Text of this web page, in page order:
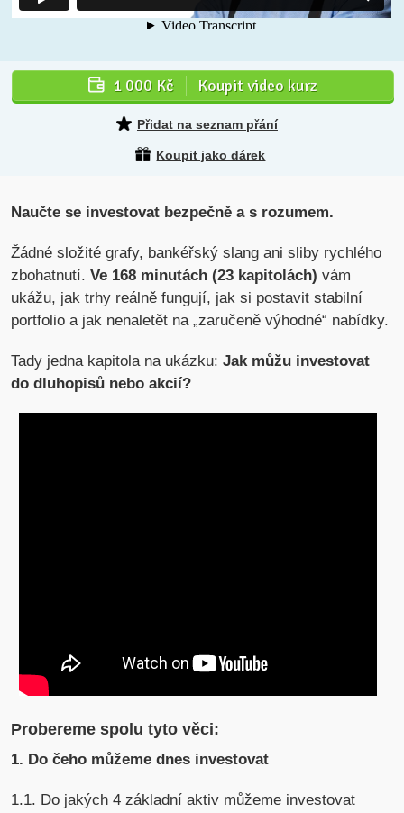
1 000 Kč Koupit video kurz
Přidat na seznam přání
Koupit jako dárek
Naučte se investovat bezpečně a s rozumem.
Žádné složité grafy, bankéřský slang ani sliby rychlého
zbohatnutí.Ve 168 minutách (23 kapitolách) vám
ukážu, jak trhy reálně fungují, jak si postavit stabilní
portfolio a jak nenaletět na „zaručeně výhodné“ nabídky.
Tady jedna kapitola na ukázku:Jak můžu investovat
do dluhopisů nebo akcií?
Probereme spolu tyto věci:
1. Do čeho můžeme dnes investovat
1.1. Do jakých 4 základní aktiv můžeme investovat